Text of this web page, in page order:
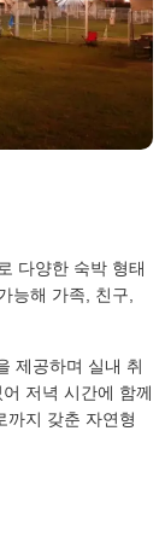
다양한 숙박 형태
능해 가족, 친구,
제공하며 실내 취
저녁 시간에 함께
까지 갖춘 자연형